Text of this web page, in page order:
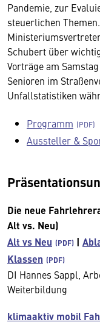
Pandemie, zur
steuerlichen
Schubert über
Vorträge am
Senioren im
Unfallstatistiken
Programm
Aussteller &
Die neue
Alt vs. Neu)
Alt vs Neu
|
Klassen
DI Hannes Sappl,
Weiterbildung
klimaaktiv mobil